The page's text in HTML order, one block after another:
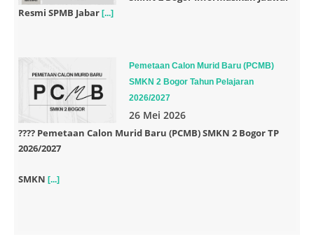
Resmi SPMB Jabar [...]
Pemetaan Calon Murid Baru (PCMB)
SMKN 2 Bogor Tahun Pelajaran
2026/2027
26 Mei 2026
???? Pemetaan Calon Murid Baru (PCMB) SMKN 2 Bogor TP
2026/2027
SMKN [...]